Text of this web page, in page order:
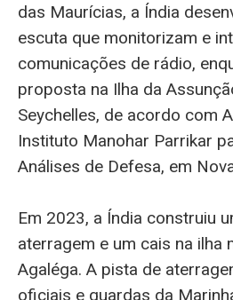
das Maurícias, a Índia
escuta que monitorizam e
comunicações de rádio,
proposta na Ilha da
Seychelles, de acordo com
Instituto Manohar Parrikar
Análises de Defesa, em
Em 2023, a Índia construiu
aterragem e um cais na ilha
Agaléga. A pista de
oficiais e guardas da